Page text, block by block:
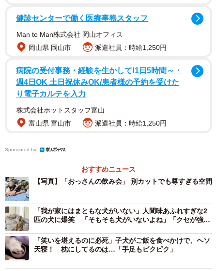
健診センターで働く医療事務スタッフ
Man to Man株式会社 岡山オフィス
岡山県 岡山市
派遣社員：時給1,250円
病院の受付事務・経験を生かして!1日5時間～・
週4日OK 土日祝休みOK/患者様の予約を受けた
り電子カルテを入力
株式会社ホットスタッフ富山
富山県 富山市
派遣社員：時給1,250円
Sponsored by
おすすめニュース
【写真】「おっさんの飲み会」 別カットでも尊すぎる空間
「我が家にはまともな犬がいない」人間味あふれすぎな2
匹の犬に爆笑 「そもそも犬がいないよね」「クセが強い
「笑いを堪えるのに必死」子犬がご飯を食べかけで、ヘソ
天寝！ 枕にしてるのは…「手足もピクピク」